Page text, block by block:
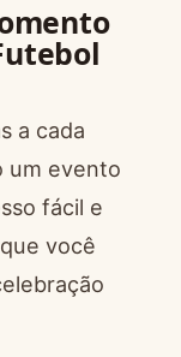
a cada
um evento
fácil e
você